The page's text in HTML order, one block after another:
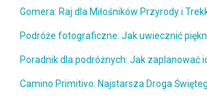
Gomera: Raj dla Miłośników Przyrody i
Podróże fotograficzne: Jak uwiecznić
Poradnik dla podróżnych: Jak zaplanować
Camino Primitivo: Najstarsza Droga